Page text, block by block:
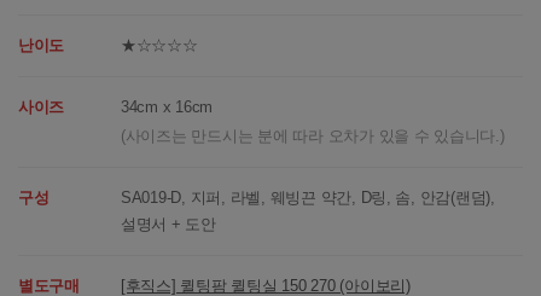
난이도 ★☆☆☆☆
사이즈
34cm x 16cm
(사이즈는 만드시는 분에 따라 오차가 있을 수 있습니다.)
구성
SA019-D, 지퍼, 라벨, 웨빙끈 약간, D링, 솜, 안감(랜덤),
설명서 + 도안
별도구매
[후직스] 퀼팅팜 퀼팅실 150 270 (아이보리)